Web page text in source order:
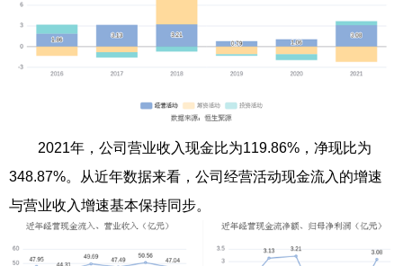
2021年，公司营业收入现金比为119.86%，净现比为
348.87%。从近年数据来看，公司经营活动现金流入的增速
与营业收入增速基本保持同步。